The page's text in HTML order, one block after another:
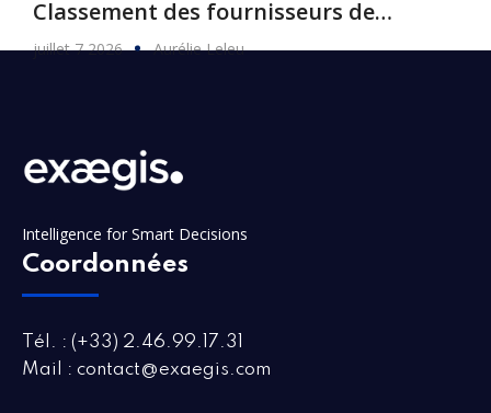
Classement des fournisseurs de
logiciels, 2026
juillet 7 2026 Aurélie Leleu
Intelligence for Smart Decisions
Coordonnées
Tél. : (+33) 2.46.99.17.31
Mail : contact@exaegis.com